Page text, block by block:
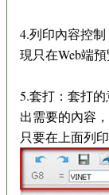
4.列印內容控
現只在Web端
5.套打：套打
出需要的內容
只要在上面列印